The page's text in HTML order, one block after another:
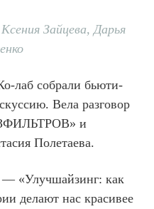
Зайцева, Дарья
лаб собрали бьюти-
Вела разговор
и
Полетаева.
— «Улучшайзинг: как
делают нас красивее